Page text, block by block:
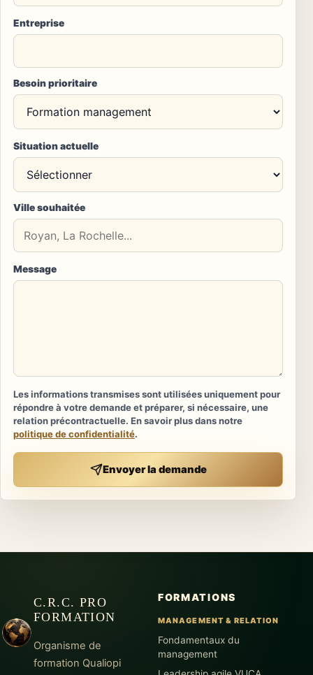
Entreprise
Besoin prioritaire
Situation actuelle
Ville souhaitée
Message
Les informations transmises sont utilisées uniquement pour
répondre à votre demande et préparer, si nécessaire, une
relation précontractuelle. En savoir plus dans notre
politique de confidentialité.
Envoyer la demande
C.R.C. PRO
FORMATION
Organisme de
formation Qualiopi
FORMATIONS
MANAGEMENT & RELATION
Fondamentaux du
management